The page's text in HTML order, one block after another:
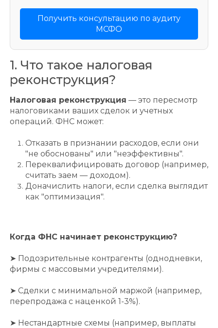
Получить консультацию по аудиту
МСФО
1. Что такое налоговая
реконструкция?
Налоговая реконструкция — это пересмотр
налоговиками ваших сделок и учетных
операций. ФНС может:
Отказать в признании расходов, если они
"не обоснованы" или "неэффективны".
Переквалифицировать договор (например,
считать заем — доходом).
Доначислить налоги, если сделка выглядит
как "оптимизация".
Когда ФНС начинает реконструкцию?
➤ Подозрительные контрагенты (однодневки,
фирмы с массовыми учредителями).
➤ Сделки с минимальной маржой (например,
перепродажа с наценкой 1-3%).
➤ Нестандартные схемы (например, выплаты